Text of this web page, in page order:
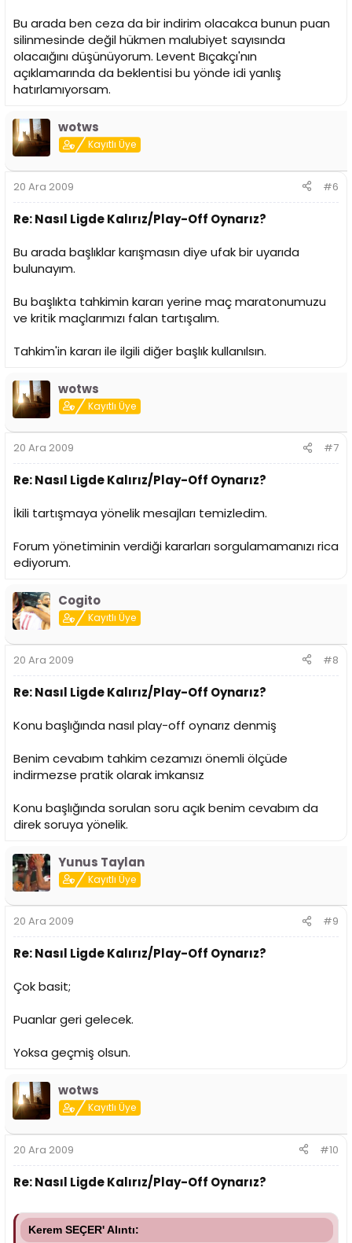
Bu arada ben ceza da bir indirim olacakca bunun puan
silinmesinde değil hükmen malubiyet sayısında
olacaığını düşünüyorum. Levent Bıçakçı'nın
açıklamarında da beklentisi bu yönde idi yanlış
hatırlamıyorsam.
wotws
Kayıtlı Üye
20 Ara 2009 #6
Re: Nasıl Ligde Kalırız/Play-Off Oynarız?
Bu arada başlıklar karışmasın diye ufak bir uyarıda
bulunayım.
Bu başlıkta tahkimin kararı yerine maç maratonumuzu
ve kritik maçlarımızı falan tartışalım.
Tahkim'in kararı ile ilgili diğer başlık kullanılsın.
wotws
Kayıtlı Üye
20 Ara 2009 #7
Re: Nasıl Ligde Kalırız/Play-Off Oynarız?
İkili tartışmaya yönelik mesajları temizledim.
Forum yönetiminin verdiği kararları sorgulamamanızı rica
ediyorum.
Cogito
Kayıtlı Üye
20 Ara 2009 #8
Re: Nasıl Ligde Kalırız/Play-Off Oynarız?
Konu başlığında nasıl play-off oynarız denmiş
Benim cevabım tahkim cezamızı önemli ölçüde
indirmezse pratik olarak imkansız
Konu başlığında sorulan soru açık benim cevabım da
direk soruya yönelik.
Yunus Taylan
Kayıtlı Üye
20 Ara 2009 #9
Re: Nasıl Ligde Kalırız/Play-Off Oynarız?
Çok basit;
Puanlar geri gelecek.
Yoksa geçmiş olsun.
wotws
Kayıtlı Üye
20 Ara 2009 #10
Re: Nasıl Ligde Kalırız/Play-Off Oynarız?
Kerem SEÇER' Alıntı: